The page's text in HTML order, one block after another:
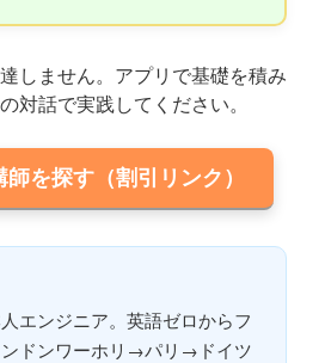
しません。アプリで基礎を積み
対話で実践してください。
を探す（割引リンク）
エンジニア。英語ゼロからフ
ドンワーホリ→パリ→ドイツ